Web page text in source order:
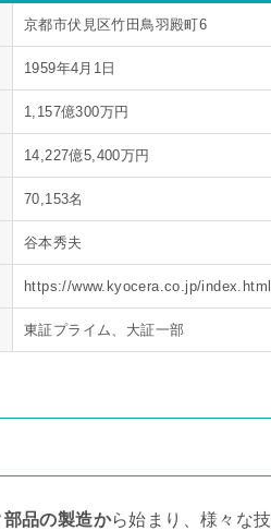
京都市伏見区竹田鳥羽殿町6
1959年4月1日
1,157億300万円
14,227億5,400万円
70,153名
谷本秀夫
https://www.kyocera.co.jp/index.html
東証プライム、大証一部
品の製造から始まり、様々な